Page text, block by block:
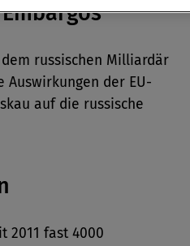
russischen Milliardär
Auswirkungen der EU-
auf die russische
2011 fast 4000